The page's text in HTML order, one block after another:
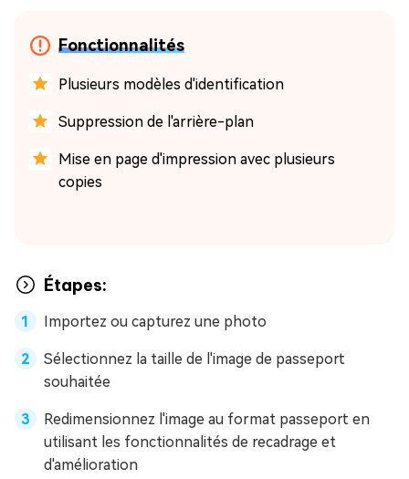
Fonctionnalités
Plusieurs modèles d'identification
Suppression de l'arrière-plan
Mise en page d'impression avec plusieurs
copies
Étapes:
Importez ou capturez une photo
Sélectionnez la taille de l'image de passeport
souhaitée
Redimensionnez l'image au format passeport en
utilisant les fonctionnalités de recadrage et
d'amélioration